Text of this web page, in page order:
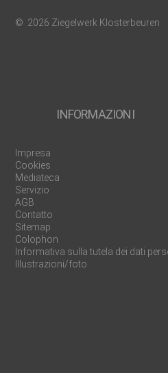
© 2026 Ziegelwerk Klosterbeuren
INFORMAZIONI
Impresa
Cookies
Mediateca
Servizio
AGB
Contatto
Sitemap
Colophon
Informativa sulla tutela dei dati
Illustrazioni/foto